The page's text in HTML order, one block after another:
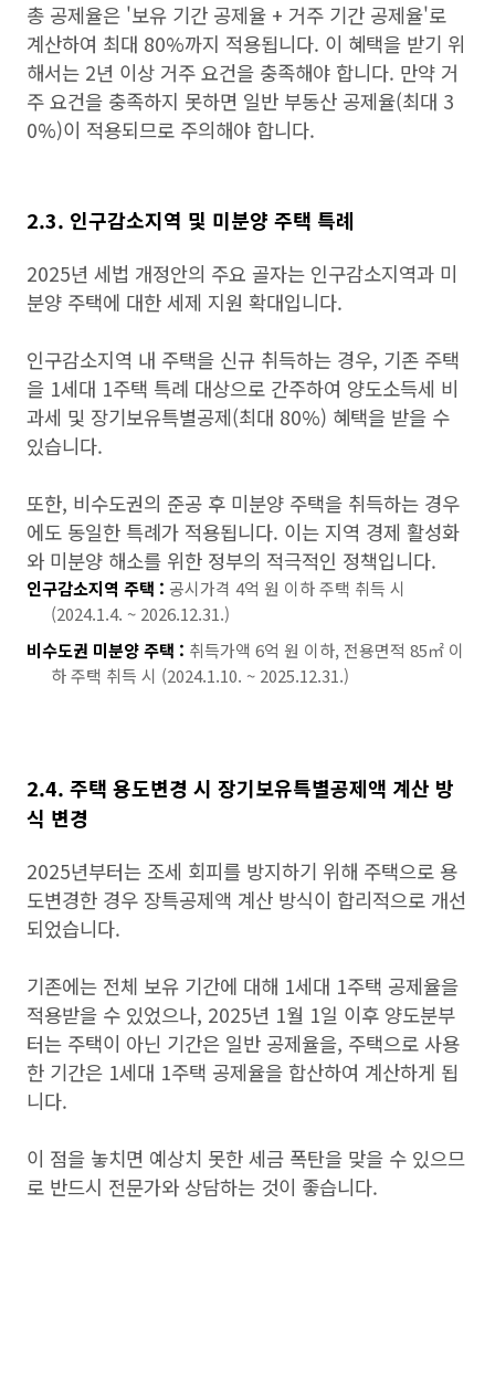
총 공제율은 '보유 기간 공제율 + 거주 기간 공제율'로
계산하여 최대 80%까지 적용됩니다. 이 혜택을 받기 위
해서는 2년 이상 거주 요건을 충족해야 합니다. 만약 거
주 요건을 충족하지 못하면 일반 부동산 공제율(최대 3
0%)이 적용되므로 주의해야 합니다.
2.3. 인구감소지역 및 미분양 주택 특례
2025년 세법 개정안의 주요 골자는 인구감소지역과 미
분양 주택에 대한 세제 지원 확대입니다.
인구감소지역 내 주택을 신규 취득하는 경우, 기존 주택
을 1세대 1주택 특례 대상으로 간주하여 양도소득세 비
과세 및 장기보유특별공제(최대 80%) 혜택을 받을 수
있습니다.
또한, 비수도권의 준공 후 미분양 주택을 취득하는 경우
에도 동일한 특례가 적용됩니다. 이는 지역 경제 활성화
와 미분양 해소를 위한 정부의 적극적인 정책입니다.
인구감소지역 주택 : 공시가격 4억 원 이하 주택 취득 시
(2024.1.4. ~ 2026.12.31.)
비수도권 미분양 주택 : 취득가액 6억 원 이하, 전용면적 85㎡ 이
하 주택 취득 시 (2024.1.10. ~ 2025.12.31.)
2.4. 주택 용도변경 시 장기보유특별공제액 계산 방
식 변경
2025년부터는 조세 회피를 방지하기 위해 주택으로 용
도변경한 경우 장특공제액 계산 방식이 합리적으로 개선
되었습니다.
기존에는 전체 보유 기간에 대해 1세대 1주택 공제율을
적용받을 수 있었으나, 2025년 1월 1일 이후 양도분부
터는 주택이 아닌 기간은 일반 공제율을, 주택으로 사용
한 기간은 1세대 1주택 공제율을 합산하여 계산하게 됩
니다.
이 점을 놓치면 예상치 못한 세금 폭탄을 맞을 수 있으므
로 반드시 전문가와 상담하는 것이 좋습니다.